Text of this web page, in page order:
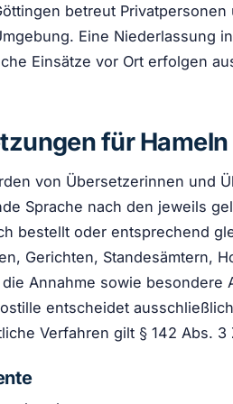
betreut
Eine Niederlassung
Einsätze vor Ort erfolgen
für Hameln
von Übersetzerinnen und
Sprache nach den jeweils
bestellt oder entsprechend
Gerichten, Standesämtern,
Annahme sowie besondere
entscheidet
Verfahren gilt § 142 Abs. 3